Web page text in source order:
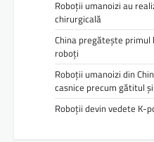
Roboții umanoizi au
chirurgicală
China pregătește
roboți
Roboții umanoizi din
casnice precum gătitul
Roboții devin vedete K-